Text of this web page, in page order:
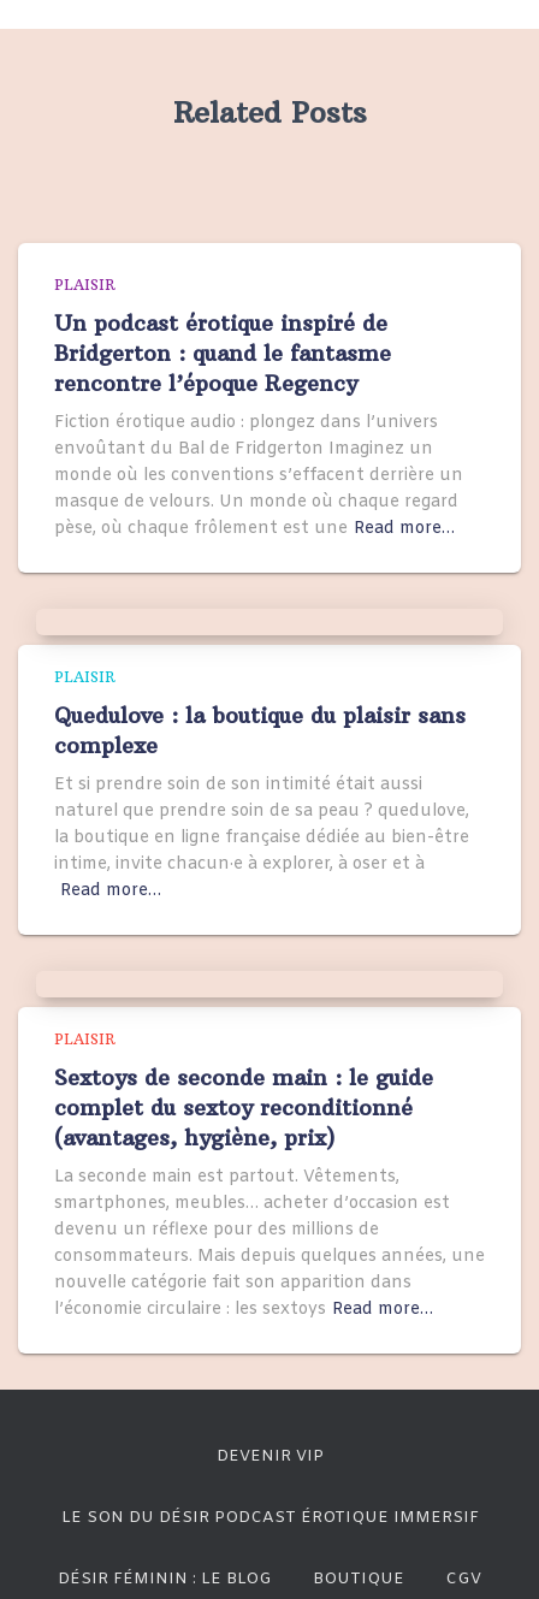
Related Posts
PLAISIR
Un podcast érotique inspiré de
Bridgerton : quand le fantasme
rencontre l’époque Regency
Fiction érotique audio : plongez dans l’univers
envoûtant du Bal de Fridgerton Imaginez un
monde où les conventions s’effacent derrière un
masque de velours. Un monde où chaque regard
pèse, où chaque frôlement est une Read more…
PLAISIR
Quedulove : la boutique du plaisir sans
complexe
Et si prendre soin de son intimité était aussi
naturel que prendre soin de sa peau ? quedulove,
la boutique en ligne française dédiée au bien-être
intime, invite chacun·e à explorer, à oser et à
Read more…
PLAISIR
Sextoys de seconde main : le guide
complet du sextoy reconditionné
(avantages, hygiène, prix)
La seconde main est partout. Vêtements,
smartphones, meubles… acheter d’occasion est
devenu un réflexe pour des millions de
consommateurs. Mais depuis quelques années, une
nouvelle catégorie fait son apparition dans
l’économie circulaire : les sextoys Read more…
DEVENIR VIP
LE SON DU DÉSIR PODCAST ÉROTIQUE IMMERSIF
DÉSIR FÉMININ : LE BLOG BOUTIQUE CGV